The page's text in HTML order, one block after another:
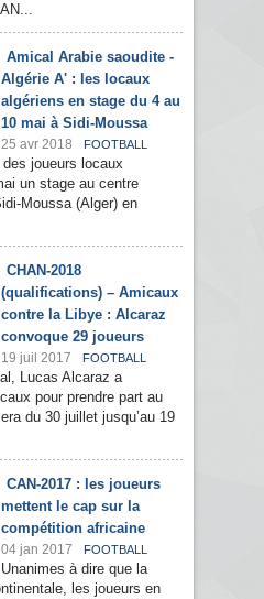
Amical Arabie saoudite -
Algérie A' : les locaux
algériens en stage du 4 au
10 mai à Sidi-Moussa
25 avr 2018 FOOTBALL
joueurs locaux
un stage au centre
Moussa (Alger) en
CHAN-2018
(qualifications) – Amicaux
contre la Libye : Alcaraz
convoque 29 joueurs
19 juil 2017 FOOTBALL
Lucas Alcaraz a
pour prendre part au
du 30 juillet jusqu’au 19
CAN-2017 : les joueurs
mettent le cap sur la
compétition africaine
04 jan 2017 FOOTBALL
Unanimes à dire que la
les joueurs en